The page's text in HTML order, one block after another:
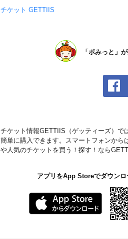
チケット GETTIIS
「ポみっと」
チケット情報GETTIIS（ゲッティーズ）で
簡単に購入できます。スマートフォンから
や人気のチケットを買う！探す！なら
アプリをApp Storeでダウンロ